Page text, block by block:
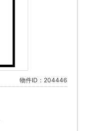
物件ID：204446